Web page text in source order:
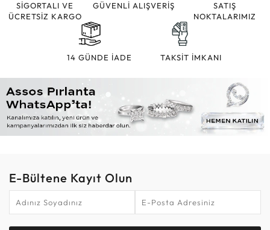
SİGORTALI VE
ÜCRETSİZ KARGO
GÜVENLİ ALIŞVERİŞ
SATIŞ
NOKTALARIMIZ
14 GÜNDE İADE TAKSİT İMKANI
E-Bültene Kayıt Olun